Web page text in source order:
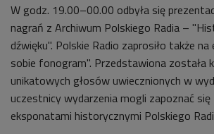
W godz. 19.00–00.00 odbyła się
nagrań z Archiwum Polskiego Radia –
dźwięku". Polskie Radio zaprosiło także
sobie fonogram". Przedstawiona została
unikatowych głosów uwiecznionych w
uczestnicy wydarzenia mogli zapoznać się
eksponatami historycznymi Polskiego